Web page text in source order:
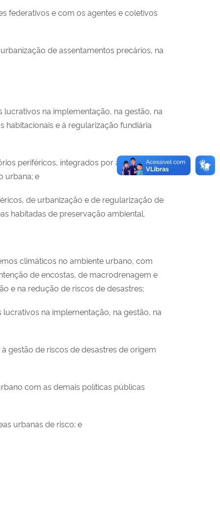
federativos e com os agentes e coletivos
de assentamentos precários, na
na implementação, na gestão, na
habitacionais e à regularização fundiária
periféricos, integrados por agentes
urbana; e
de urbanização e de regularização de
habitadas de preservação ambiental.
climáticos no ambiente urbano, com
de encostas, de macrodrenagem e
e na redução de riscos de desastres;
na implementação, na gestão, na
gestão de riscos de desastres de origem
com as demais políticas públicas
urbanas de risco; e